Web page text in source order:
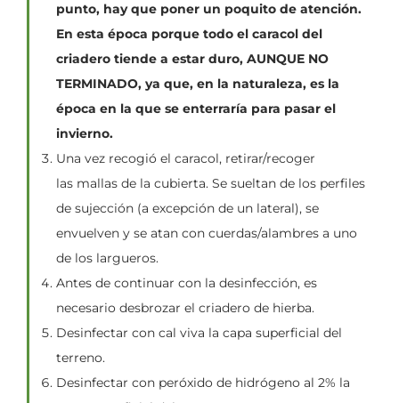
punto, hay que poner un poquito de atención.
En esta época porque todo el caracol del
criadero tiende a estar duro, AUNQUE NO
TERMINADO, ya que, en la naturaleza, es la
época en la que se enterraría para pasar el
invierno.
Una vez recogió el caracol, retirar/recoger
las mallas de la cubierta. Se sueltan de los perfiles
de sujección (a excepción de un lateral), se
envuelven y se atan con cuerdas/alambres a uno
de los largueros.
Antes de continuar con la desinfección, es
necesario desbrozar el criadero de hierba.
Desinfectar con cal viva la capa superficial del
terreno.
Desinfectar con peróxido de hidrógeno al 2% la